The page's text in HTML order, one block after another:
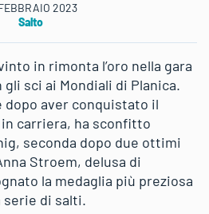
2023
Salto
in rimonta l’oro nella gara
sci ai Mondiali di Planica.
dopo aver conquistato il
carriera, ha sconfitto
seconda dopo due ottimi
Stroem, delusa di
la medaglia più preziosa
serie di salti.